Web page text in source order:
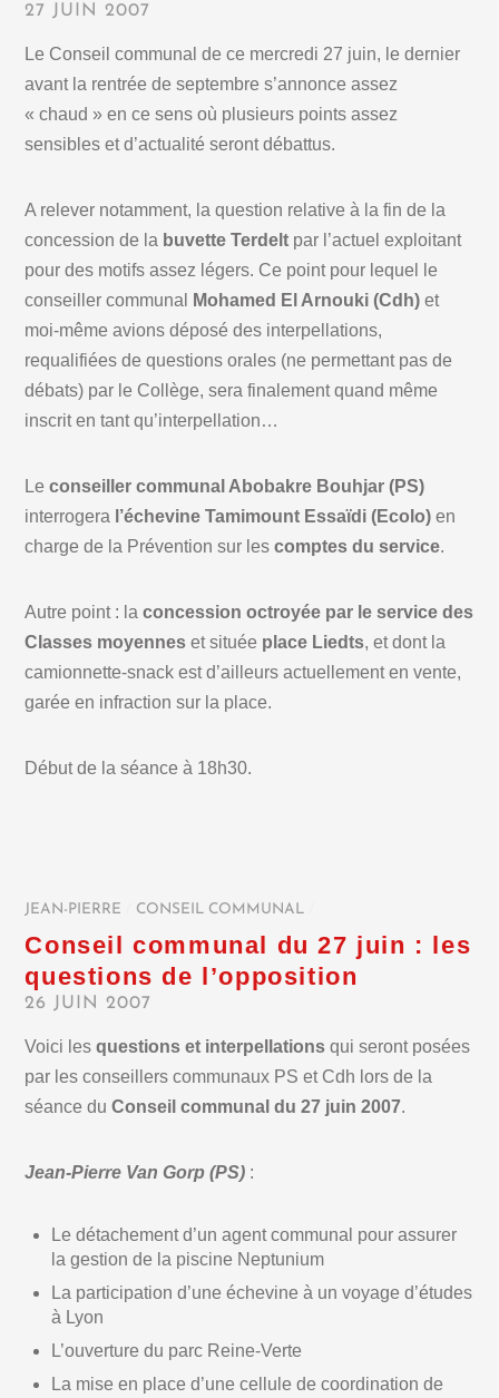
27 JUIN 2007
Le Conseil communal de ce mercredi 27 juin, le dernier
avant la rentrée de septembre s’annonce assez
« chaud » en ce sens où plusieurs points assez
sensibles et d’actualité seront débattus.
A relever notamment, la question relative à la fin de la
concession de la buvette Terdelt par l’actuel exploitant
pour des motifs assez légers. Ce point pour lequel le
conseiller communal
Mohamed El Arnouki (Cdh) et
moi-même avions déposé des interpellations,
requalifiées de questions orales (ne permettant pas de
débats) par le Collège, sera finalement quand même
inscrit en tant qu’interpellation…
Leconseiller communal Abobakre Bouhjar (PS)
interrogera l’échevine Tamimount Essaïdi (Ecolo)en
charge de la Prévention sur lescomptes du service.
Autre point : laconcession octroyée par le service des
Classes moyennes et située place Liedts, et dont la
camionnette-snack est d’ailleurs actuellement en vente,
garée en infraction sur la place.
Début de la séance à 18h30.
JEAN-PIERRE CONSEIL COMMUNAL
Conseil communal du 27 juin : les
questions de l’opposition
26 JUIN 2007
Voici lesquestions et interpellations qui seront posées
par les conseillers communaux PS et Cdh lors de la
séance duConseil communal du 27 juin 2007.
Jean-Pierre Van Gorp (PS) :
Le détachement d’un agent communal pour assurer
la gestion de la piscine Neptunium
La participation d’une échevine à un voyage d’études
à Lyon
L’ouverture du parc Reine-Verte
La mise en place d’une cellule de coordination de